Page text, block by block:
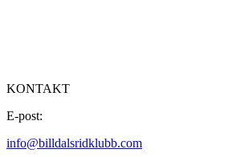
KONTAKT
E-post:
info@billdalsridklubb.com